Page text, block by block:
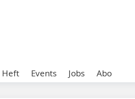
Heft Events Jobs Abo